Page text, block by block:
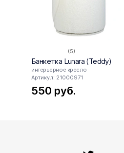
(5)
Банкетка Lunara (Teddy)
интерьерное кресло
Артикул: 21000971
550 руб.